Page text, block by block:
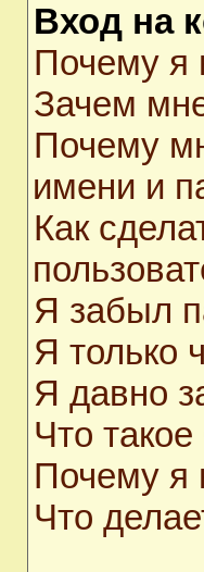
Вход на
Почему я
Зачем
Почему
имени и
Как
Я забыл
Я только
Я давно
Что
Почему я
Что